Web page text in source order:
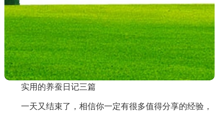
实用的养蚕日记三篇
一天又结束了，相信你一定有很多值得分享的经验，